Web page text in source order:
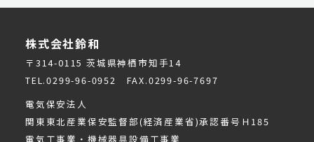
て、電子メールや資料のご送付に利用いたします。
当社は、お客さまよりお預かりした個人情報を適切に
管理し、次のいずれかに該当する場合を除き、個人情
報を第三者に開示いたしません。
・お客さまの同意がある場合
・お客さまが希望されるサービスを行なうために当社
が業務を委託する業者に対して開示する場合
・法令に基づき開示することが必要である場合
株式会社鈴和
〒314-0115 茨城県神栖市知手14
TEL.0299-96-0952 FAX.0299-96-7697
電気保安法人
関東東北産業保安監督部(経済産業省)承認番号Ｈ185
電気工事業・機械器具設備工事業